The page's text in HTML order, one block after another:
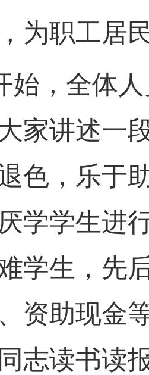
为职工居
始，全体
家讲述一
色，乐于
学学生进
学生， 先
资助现金
志读书读